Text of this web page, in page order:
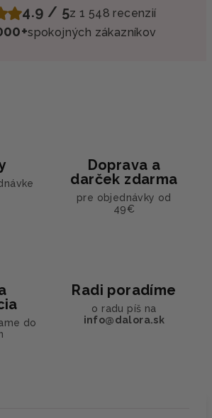
4.9 / 5z 1 548 recenzií
spokojných zákazníkov
Doprava a
darček zdarma
pre objednávky od
49€
do
Radi poradíme
o radu píš na
info@dalora.sk